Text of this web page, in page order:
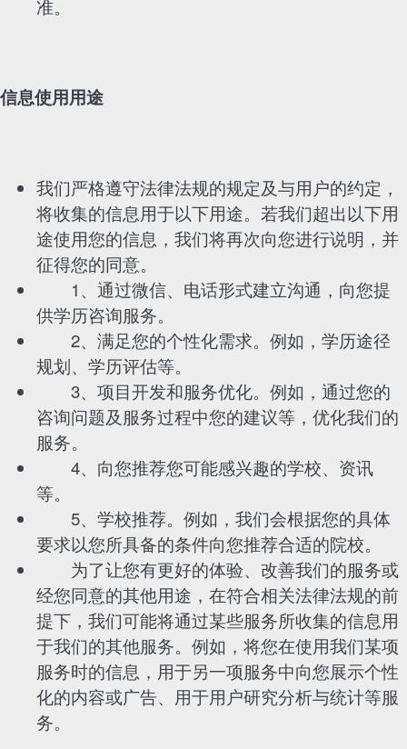
准。
信息使用用途
我们严格遵守法律法规的规定及与用户的约定，
将收集的信息用于以下用途。若我们超出以下用
途使用您的信息，我们将再次向您进行说明，并
征得您的同意。
1、通过微信、电话形式建立沟通，向您提
供学历咨询服务。
2、满足您的个性化需求。例如，学历途径
规划、学历评估等。
3、项目开发和服务优化。例如，通过您的
咨询问题及服务过程中您的建议等，优化我们的
服务。
4、向您推荐您可能感兴趣的学校、资讯
等。
5、学校推荐。例如，我们会根据您的具体
要求以您所具备的条件向您推荐合适的院校。
为了让您有更好的体验、改善我们的服务或
经您同意的其他用途，在符合相关法律法规的前
提下，我们可能将通过某些服务所收集的信息用
于我们的其他服务。例如，将您在使用我们某项
服务时的信息，用于另一项服务中向您展示个性
化的内容或广告、用于用户研究分析与统计等服
务。